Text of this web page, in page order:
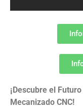
¡Descubre el
Mecanizado CNC!